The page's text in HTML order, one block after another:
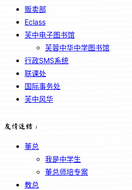
贩卖部
Eclass
芙中电子图书馆
芙蓉中华中学图书馆
行政SMS系统
联课处
国际事务处
芙中风华
友情连结：
董总
我是中学生
董总师培专案
教总